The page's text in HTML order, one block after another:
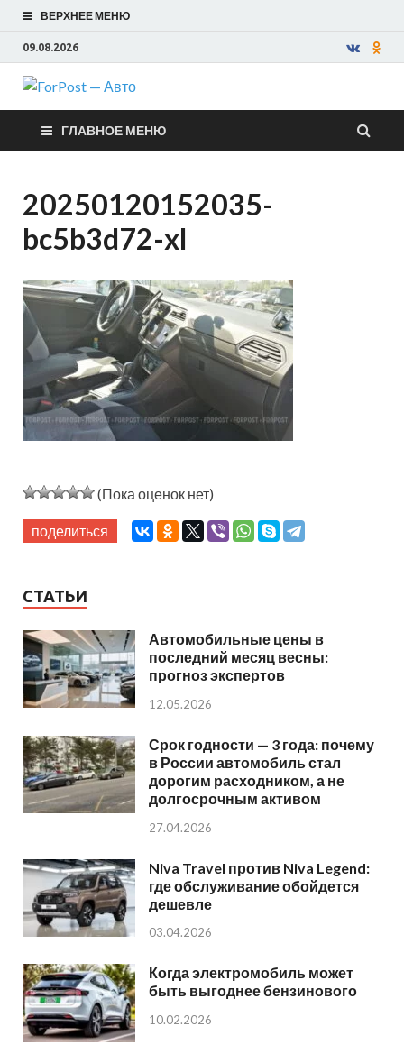
ВЕРХНЕЕ МЕНЮ
09.08.2026
ForPost —
Авто
ГЛАВНОЕ МЕНЮ
20250120152035-
bc5b3d72-xl
(Пока оценок нет)
поделиться
СТАТЬИ
Автомобильные цены в
последний месяц весны:
прогноз экспертов
12.05.2026
Срок годности — 3 года: почему
в России автомобиль стал
дорогим расходником, а не
долгосрочным активом
27.04.2026
Niva Travel против Niva Legend:
где обслуживание обойдется
дешевле
03.04.2026
Когда электромобиль может
быть выгоднее бензинового
10.02.2026